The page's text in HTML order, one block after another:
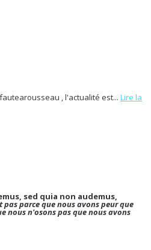
, l'actualité est... Lire la
sed quia non audemus,
pas parce que nous avons peur que
nous n'osons pas que nous avons